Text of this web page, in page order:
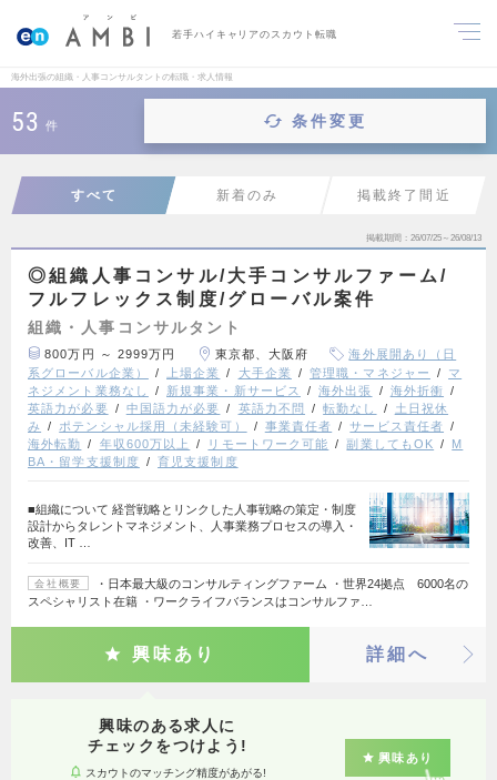
若手ハイキャリアのスカウト転職
海外出張の組織・人事コンサルタントの転職・求人情報
53 件 条件変更
すべて 新着のみ 掲載終了間近
掲載期間 26/07/25～26/08/13
◎組織人事コンサル/大手コンサルファーム/
フルフレックス制度/グローバル案件
組織・人事コンサルタント
800万円 ～ 2999万円 東京都、大阪府
海外展開あり（日
系グローバル企業）
上場企業 大手企業 管理職・マネジャー
マ
ネジメント業務なし
新規事業・新サービス 海外出張
海外折衝
英語力が必要
中国語力が必要 英語力不問 転勤なし
土日祝休
み
ポテンシャル採用（未経験可） 事業責任者
サービス責任者
海外転勤
年収600万以上 リモートワーク可能 副業してもOK
M
BA・留学支援制度
育児支援制度
■組織について 経営戦略とリンクした人事戦略の策定・制度
設計からタレントマネジメント、人事業務プロセスの導入・
改善、IT …
会社概要
・日本最大級のコンサルティングファーム ・世界24拠点 6000名の
スペシャリスト在籍 ・ワークライフバランスはコンサルファ…
興味あり 詳細へ
興味のある求人に
チェックをつけよう!
スカウトのマッチング精度があがる!
興味あり